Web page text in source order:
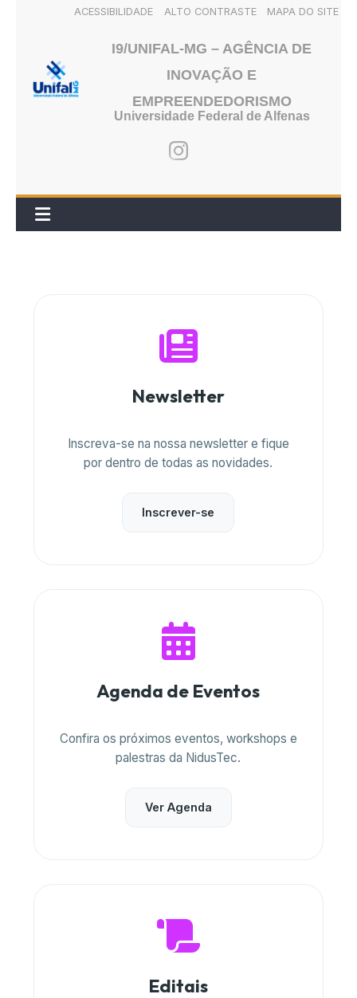
ACESSIBILIDADE ALTO CONTRASTE MAPA DO SITE
conteúdo
I9/UNIFAL-MG – AGÊNCIA DE
INOVAÇÃO E
EMPREENDEDORISMO
Universidade Federal de Alfenas
Newsletter
Inscreva-se na nossa newsletter e fique
por dentro de todas as novidades.
Inscrever-se
Agenda de Eventos
Confira os próximos eventos, workshops e
palestras da NidusTec.
Ver Agenda
Editais